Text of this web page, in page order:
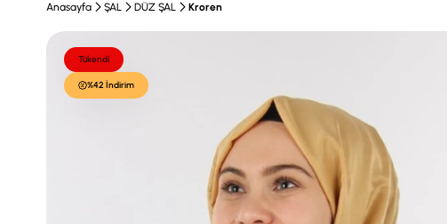
Anasayfa ŞAL DÜZ ŞAL Kroren
Tükendi
%42 İndirim